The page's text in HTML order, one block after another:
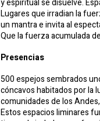
y espiritual se disuelve.
Lugares que irradian la
un mantra e invita al
Que la fuerza acumulada
Presencias
500 espejos sembrados
cóncavos habitados por la
comunidades de los
Estos espacios liminares